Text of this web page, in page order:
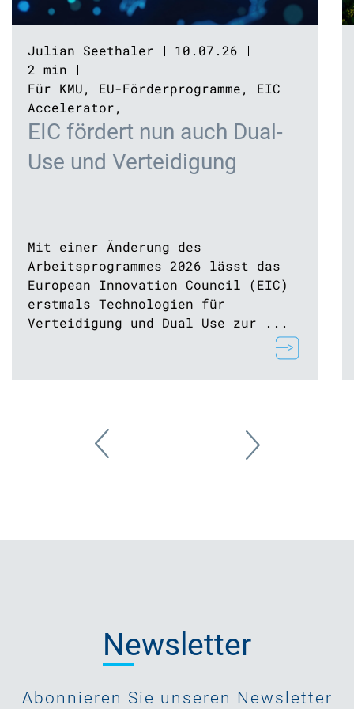
Julian Seethaler
10.07.26
2 min
Für KMU, EU-Förderprogramme, EIC
Accelerator,
EIC fördert nun auch Dual-
Use und Verteidigung
Mit einer Änderung des
Arbeitsprogrammes 2026 lässt das
European Innovation Council (EIC)
erstmals Technologien für
Verteidigung und Dual Use zur ...
Newsletter
Abonnieren Sie unseren Newsletter